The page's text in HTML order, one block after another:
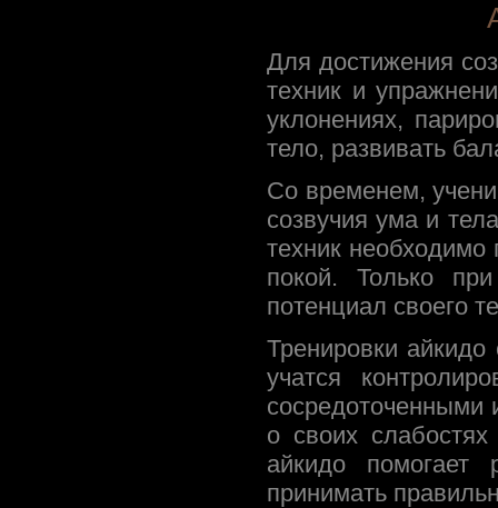
Для достижения
техник и
уклонениях,
тело, развивать
Со временем,
созвучия ума и
техник
покой. Только
потенциал своего
Тренировки
учатся
сосредоточенными
о своих
айкидо
принимать